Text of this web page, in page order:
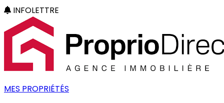
INFOLETTRE
MES PROPRIÉTÉS